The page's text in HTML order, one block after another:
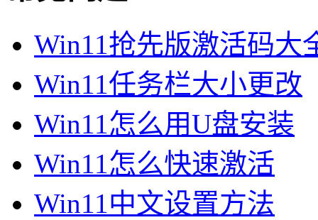
Win11抢先版激活码大
Win11任务栏大小更改
Win11怎么用U盘安装
Win11怎么快速激活
Win11中文设置方法